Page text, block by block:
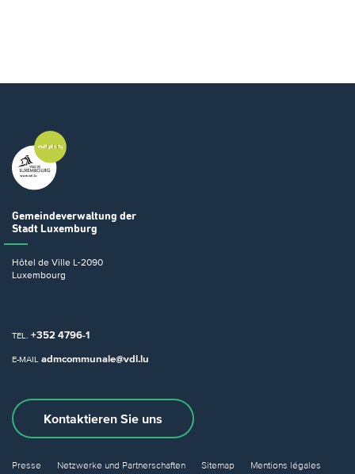
Gemeindeverwaltung der
Stadt Luxemburg
Hôtel de Ville L-2090
Luxembourg
TEL. +352 4796-1
E-MAIL admcommunale@vdl.lu
Kontaktieren Sie uns
Presse Netzwerke und Partnerschaften Sitemap
Mentions légales